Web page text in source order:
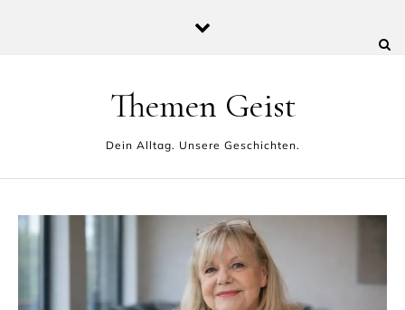
Themen Geist
Dein Alltag. Unsere Geschichten.